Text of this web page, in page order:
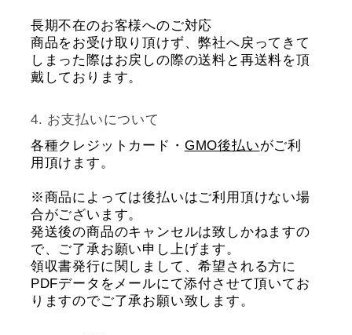
長期不在のお客様へのご対応
商品をお受け取り頂けず、弊社へ戻ってきて
しまった際はお戻しの際の送料と再送料を頂
戴しております。
お支払いについて
各種クレジットカード・ GMO後払いがご利
用頂けます。
※商品によっては後払いはご利用頂けない場
合がございます。
発送後の商品のキャンセルは致しかねますの
で、ご了承お願い申し上げます。
領収書発行に関しまして、希望される方に
PDFデータをメールにて添付させて頂いてお
りますのでご了承お願い致します。